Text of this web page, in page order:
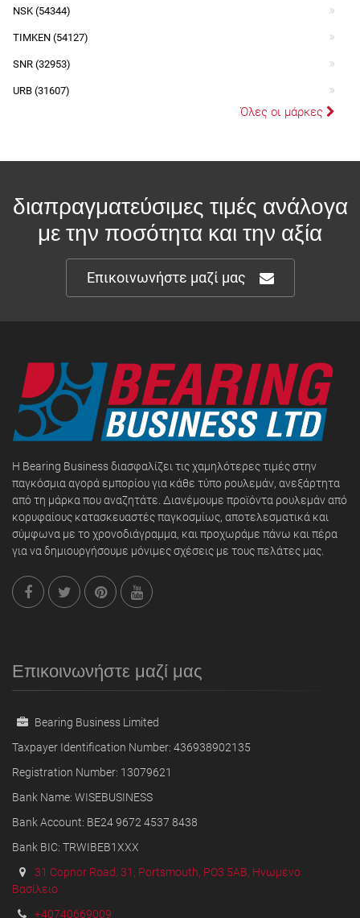
NSK (54344)
TIMKEN (54127)
SNR (32953)
URB (31607)
Όλες οι μάρκες
διαπραγματεύσιμες τιμές ανάλογα
με την ποσότητα και την αξία
Επικοινωνήστε μαζί μας
Η Bearing Business διασφαλίζει τις χαμηλότερες τιμές στην
παγκόσμια αγορά εμπορίου για κάθε τύπο ρουλεμάν, ανεξάρτητα
από τη μάρκα που αναζητάτε. Διανέμουμε προϊόντα ρουλεμάν από
κορυφαίους κατασκευαστές παγκοσμίως, αποτελεσματικά και
σύμφωνα με το χρονοδιάγραμμα, και προχωράμε πάνω και πέρα
για να δημιουργήσουμε μόνιμες σχέσεις με τους πελάτες μας.
Επικοινωνήστε μαζί μας
Bearing Business Limited
Taxpayer Identification Number: 436938902135
Registration Number: 13079621
Bank Name: WISEBUSINESS
Bank Account: BE24 9672 4537 8438
Bank BIC: TRWIBEB1XXX
31 Copnor Road, 31, Portsmouth, PO3 5AB, Ηνωμένο
Βασίλειο
+40740669009